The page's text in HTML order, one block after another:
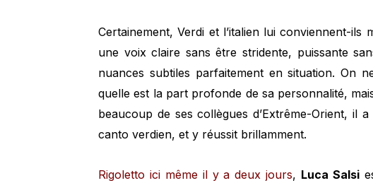
Certainement, Verdi et l’italien lui conviennent-ils
une voix claire sans être stridente, puissante
nuances subtiles parfaitement en situation. On
quelle est la part profonde de sa personnalité,
beaucoup de ses collègues d’Extrême-Orient, il
canto verdien, et y réussit brillamment.
Rigoletto ici même il y a deux jours, Luca Salsi